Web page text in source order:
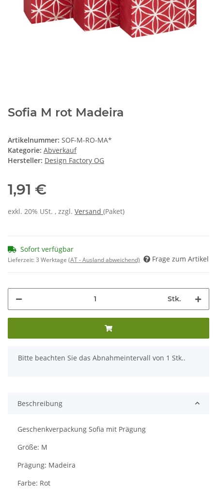
Sofia M rot Madeira
Artikelnummer: SOF-M-RO-MA*
Kategorie: Abverkauf
Hersteller: Design Factory OG
1,91 €
exkl. 20% USt. , zzgl. Versand (Paket)
Sofort verfügbar
Lieferzeit:3 Werktage (AT - Ausland abweichend) Frage zum Artikel
Stk.
x
Bitte beachten Sie das Abnahmeintervall von 1 Stk..
Beschreibung
Geschenkverpackung Sofia mit Prägung
Größe: M
Prägung: Madeira
Farbe: Rot